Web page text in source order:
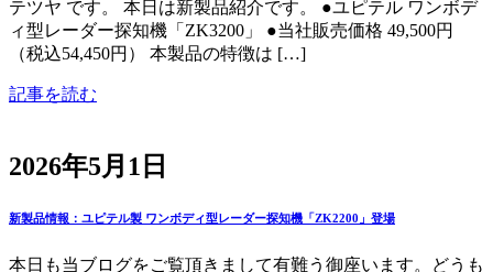
テツヤ です。 本日は新製品紹介です。 ●ユピテル ワンボデ
ィ型レーダー探知機「ZK3200」 ●当社販売価格 49,500円
（税込54,450円） 本製品の特徴は […]
記事を読む
2026年5月1日
新製品情報：ユピテル製 ワンボディ型レーダー探知機「ZK2200」登場
本日も当ブログをご覧頂きまして有難う御座います。どうも